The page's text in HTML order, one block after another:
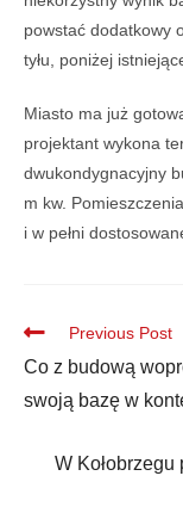
powstać dodatkowy
tyłu, poniżej
Miasto ma już
projektant wykona
dwukondygnacyjny
m kw.
i w pełni
Previous Post
Co z budową
swoją bazę w
W